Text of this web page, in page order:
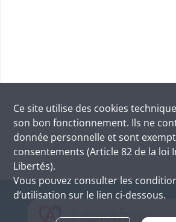
Ce site utilise des cookies
son bon fonctionnement. Ils ne
donnée personnelle et sont
consentements (Article 82 de la loi
Libertés).
Vous pouvez consulter les
d’utilisation sur le lien ci-dessous.